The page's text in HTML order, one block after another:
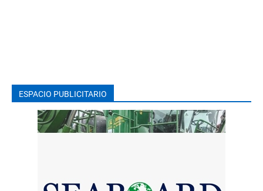
ESPACIO PUBLICITARIO